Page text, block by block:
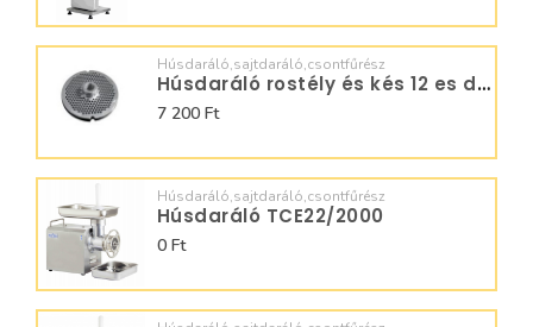
Húsdaráló,sajtdaráló,csontfűrész
Húsdaráló rostély és kés 12 es darálóhoz
7 200 Ft
Húsdaráló,sajtdaráló,csontfűrész
Húsdaráló TCE22/2000
0 Ft